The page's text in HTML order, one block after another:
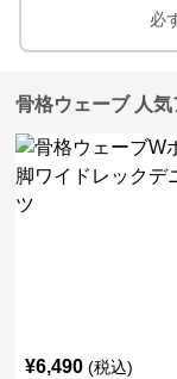
必
骨格ウェーブ 人気
¥6,490 (税込)